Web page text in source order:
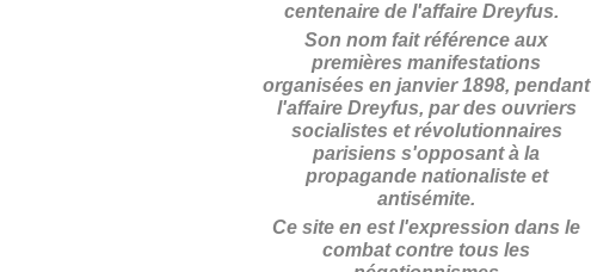
centenaire de l'affaire Dreyfus.
Son nom fait référence aux
premières manifestations
organisées en janvier 1898, pendant
l'affaire Dreyfus, par des ouvriers
socialistes et révolutionnaires
parisiens s'opposant à la
propagande nationaliste et
antisémite.
Ce site en est l'expression dans le
combat contre tous les